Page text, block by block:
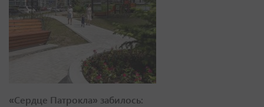
«Сердце Патрокла» забилось: